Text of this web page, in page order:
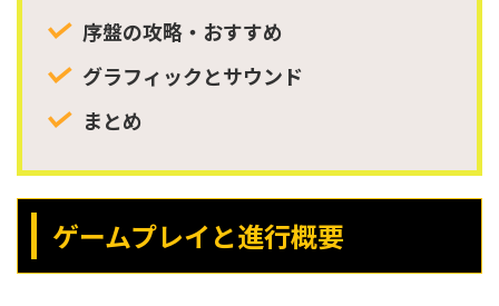
序盤の攻略・おすすめ
グラフィックとサウンド
まとめ
ゲームプレイと進行概要